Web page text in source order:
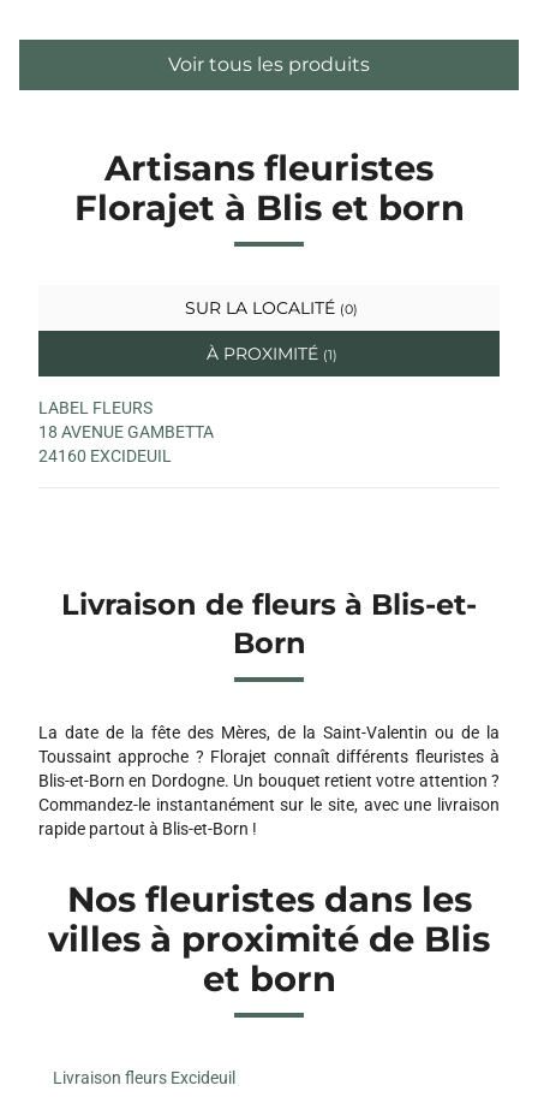
Voir tous les produits
Artisans fleuristes
Florajet à Blis et born
SUR LA LOCALITÉ (0)
À PROXIMITÉ (1)
LABEL FLEURS
18 AVENUE GAMBETTA
24160 EXCIDEUIL
Livraison de fleurs à Blis-et-
Born
La date de la fête des Mères, de la Saint-Valentin ou de la
Toussaint approche ? Florajet connaît différents fleuristes à
Blis-et-Born en Dordogne. Un bouquet retient votre attention ?
Commandez-le instantanément sur le site, avec une livraison
rapide partout à Blis-et-Born !
Nos fleuristes dans les
villes à proximité de Blis
et born
Livraison fleurs Excideuil